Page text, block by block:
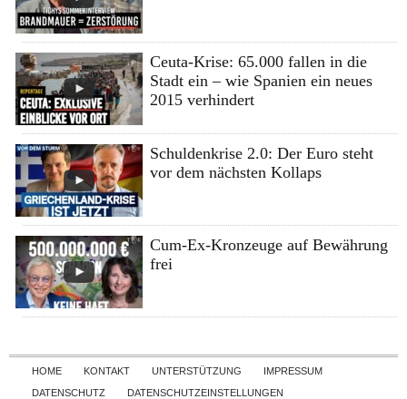
Ceuta-Krise: 65.000 fallen in die
Stadt ein – wie Spanien ein neues
2015 verhindert
Schuldenkrise 2.0: Der Euro steht
vor dem nächsten Kollaps
Cum-Ex-Kronzeuge auf Bewährung
frei
Skip to content
HOME KONTAKT UNTERSTÜTZUNG
IMPRESSUM
DATENSCHUTZ
DATENSCHUTZEINSTELLUNGEN